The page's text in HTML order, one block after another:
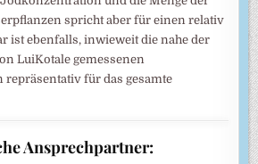
spricht aber für einen relativ
ist ebenfalls, inwieweit die nahe der
LuiKotale gemessenen
für das gesamte
Ansprechpartner: